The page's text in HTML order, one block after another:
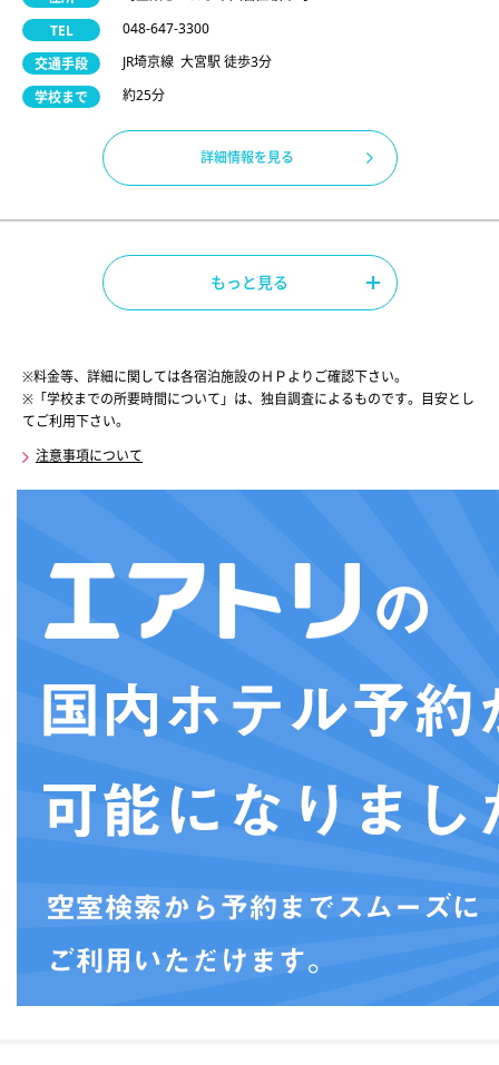
TEL
048-647-3300
交通手段
JR埼京線 大宮駅 徒歩3分
学校まで
約25分
詳細情報を見る
もっと見る
※料金等、詳細に関しては各宿泊施設のＨＰよりご確認下さい。
※「学校までの所要時間について」は、独自調査によるものです。目安とし
てご利用下さい。
注意事項について